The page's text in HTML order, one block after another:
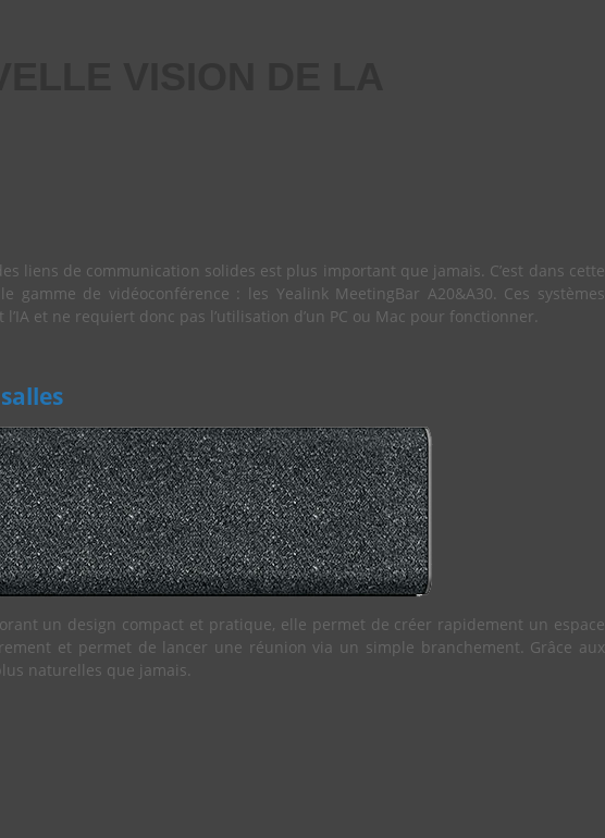
liens de communication solides est plus important que jamais. C’est dans cette
de vidéoconférence : les Yealink MeetingBar A20&A30. Ces systèmes
et ne requiert donc pas l’utilisation d’un PC ou Mac pour fonctionner.
un design compact et pratique, elle permet de créer rapidement un espace
et permet de lancer une réunion via un simple branchement. Grâce aux
naturelles que jamais.